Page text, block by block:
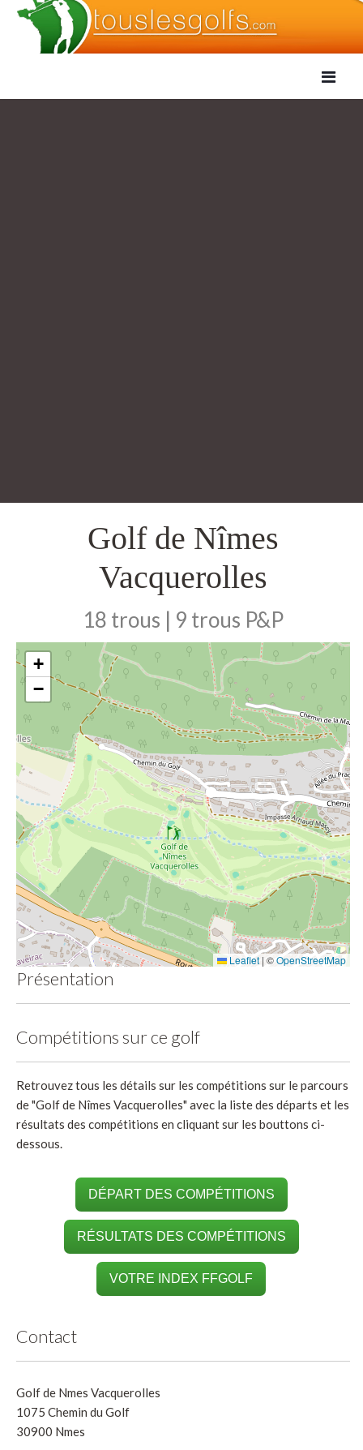
Golf de Nîmes
Vacquerolles
18 trous | 9 trous P&P
+
−
Leaflet | ©OpenStreetMap
Présentation
Compétitions sur ce golf
Retrouvez tous les détails sur les compétitions sur le parcours
de "Golf de Nîmes Vacquerolles" avec la liste des départs et les
résultats des compétitions en cliquant sur les bouttons ci-
dessous.
DÉPART DES COMPÉTITIONS
RÉSULTATS DES COMPÉTITIONS
VOTRE INDEX FFGOLF
Contact
Golf de Nmes Vacquerolles
1075 Chemin du Golf
30900 Nmes